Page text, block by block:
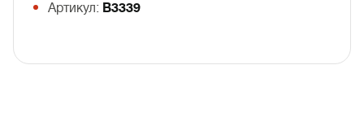
Артикул: B3339